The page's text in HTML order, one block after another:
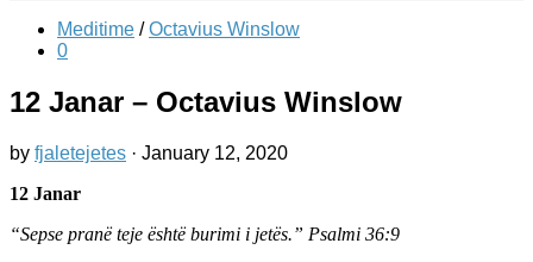
Meditime / Octavius Winslow
0
12 Janar – Octavius Winslow
by fjaletejetes · January 12, 2020
12 Janar
“Sepse pranë teje është burimi i jetës.” Psalmi 36:9